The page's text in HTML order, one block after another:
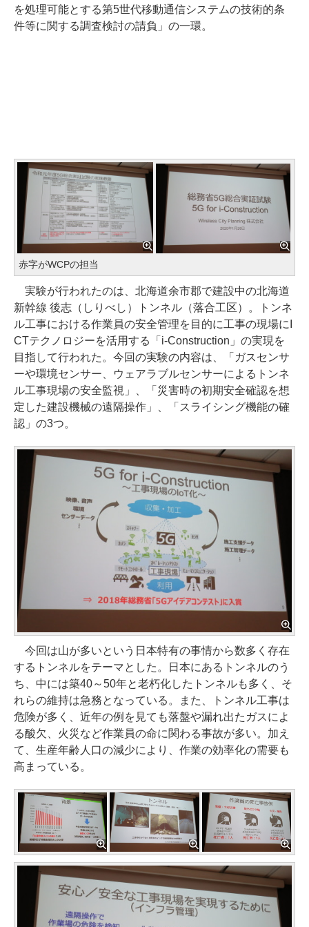
を処理可能とする第5世代移動通信システムの技術的条
件等に関する調査検討の請負」の一環。
赤字がWCPの担当
実験が行われたのは、北海道余市郡で建設中の北海道
新幹線 後志（しりべし）トンネル（落合工区）。トンネ
ル工事における作業員の安全管理を目的に工事の現場にI
CTテクノロジーを活用する「i-Construction」の実現を
目指して行われた。今回の実験の内容は、「ガスセンサ
ーや環境センサー、ウェアラブルセンサーによるトンネ
ル工事現場の安全監視」、「災害時の初期安全確認を想
定した建設機械の遠隔操作」、「スライシング機能の確
認」の3つ。
今回は山が多いという日本特有の事情から数多く存在
するトンネルをテーマとした。日本にあるトンネルのう
ち、中には築40～50年と老朽化したトンネルも多く、そ
れらの維持は急務となっている。また、トンネル工事は
危険が多く、近年の例を見ても落盤や漏れ出たガスによ
る酸欠、火災など作業員の命に関わる事故が多い。加え
て、生産年齢人口の減少により、作業の効率化の需要も
高まっている。